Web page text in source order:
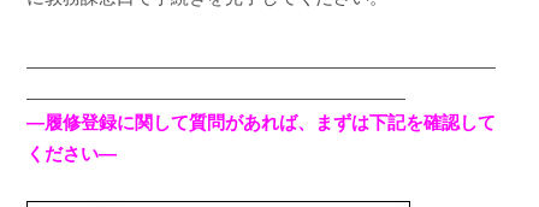
―履修登録に関して質問があれば、まずは下記を確認して
ください―